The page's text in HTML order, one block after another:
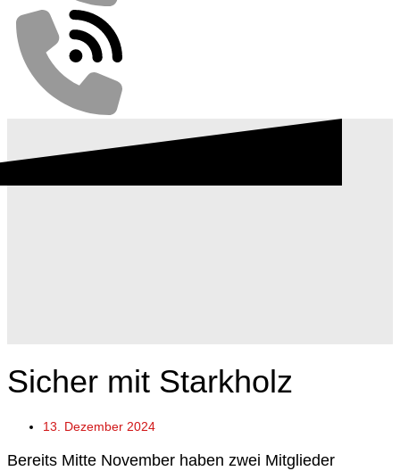
Sicher mit Starkholz
13. Dezember 2024
Bereits Mitte November haben zwei Mitglieder